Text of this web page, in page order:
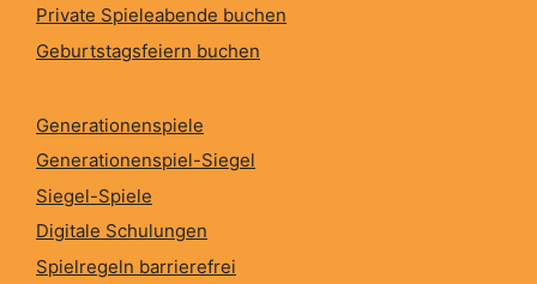
Private Spieleabende buchen
Geburtstagsfeiern buchen
Generationenspiele
Generationenspiel-Siegel
Siegel-Spiele
Digitale Schulungen
Spielregeln barrierefrei